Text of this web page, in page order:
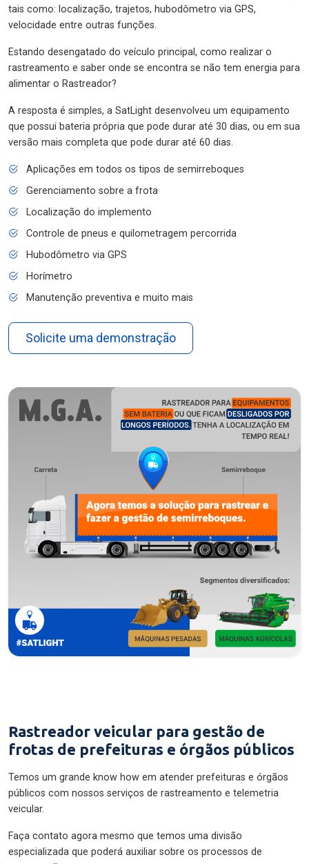
tais como: localização, trajetos, hubodômetro via GPS,
velocidade entre outras funções.
Estando desengatado do veículo principal, como realizar o
rastreamento e saber onde se encontra se não tem energia para
alimentar o Rastreador?
A resposta é simples, a SatLight desenvolveu um equipamento
que possui bateria própria que pode durar até 30 dias, ou em sua
versão mais completa que pode durar até 60 dias.
Aplicações em todos os tipos de semirreboques
Gerenciamento sobre a frota
Localização do implemento
Controle de pneus e quilometragem percorrida
Hubodômetro via GPS
Horímetro
Manutenção preventiva e muito mais
Solicite uma demonstração
Rastreador veicular para gestão de
frotas de prefeituras e órgãos públicos
Temos um grande know how em atender prefeituras e órgãos
públicos com nossos serviços de rastreamento e telemetria
veicular.
Faça contato agora mesmo que temos uma divisão
especializada que poderá auxiliar sobre os processos de